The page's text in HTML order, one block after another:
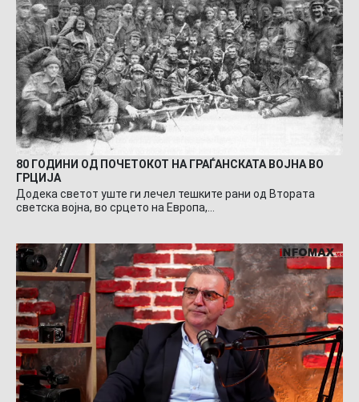
80 ГОДИНИ ОД ПОЧЕТОКОТ НА ГРАЃАНСКАТА ВОЈНА ВО
ГРЦИЈА
Додека светот уште ги лечел тешките рани од Втората
светска војна, во срцето на Европа,…